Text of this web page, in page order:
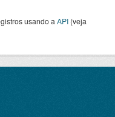
usando a API (veja